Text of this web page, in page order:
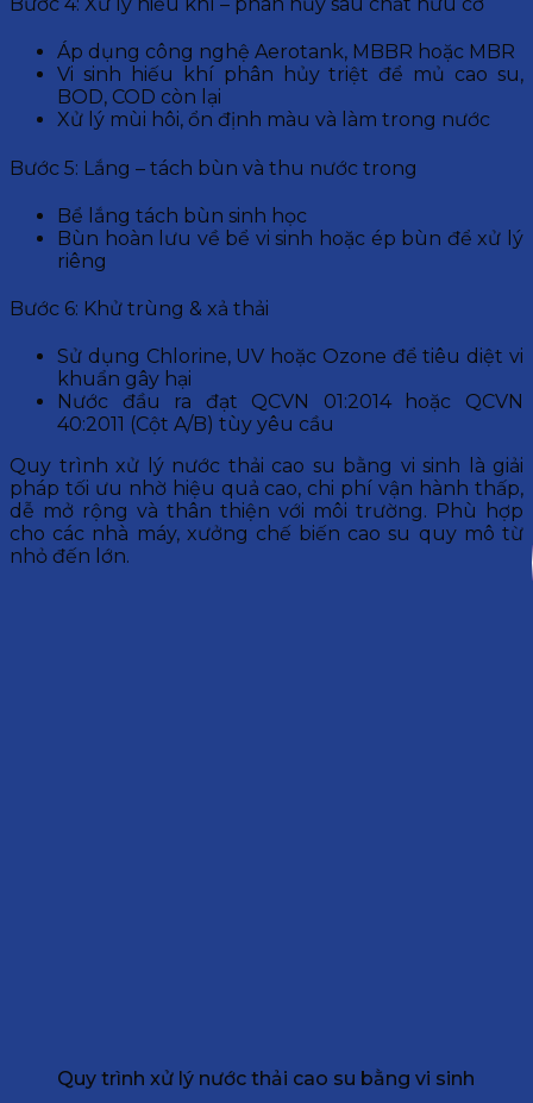
Áp dụng công nghệ Aerotank, MBBR hoặc MBR
Vi sinh hiếu khí phân hủy triệt để mủ cao su,
BOD, COD còn lại
Xử lý mùi hôi, ổn định màu và làm trong nước
Bước 5: Lắng – tách bùn và thu nước trong
Bể lắng tách bùn sinh học
Bùn hoàn lưu về bể vi sinh hoặc ép bùn để xử lý
riêng
Bước 6: Khử trùng & xả thải
Sử dụng Chlorine, UV hoặc Ozone để tiêu diệt vi
khuẩn gây hại
Nước đầu ra đạt QCVN 01:2014 hoặc QCVN
40:2011 (Cột A/B) tùy yêu cầu
Quy trình xử lý nước thải cao su bằng vi sinh là giải
pháp tối ưu nhờ hiệu quả cao, chi phí vận hành thấp,
dễ mở rộng và thân thiện với môi trường. Phù hợp
cho các nhà máy, xưởng chế biến cao su quy mô từ
nhỏ đến lớn.
Quy trình xử lý nước thải cao su bằng vi sinh